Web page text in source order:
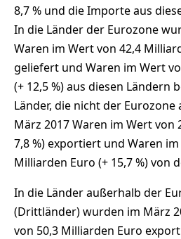
8,7 % und die Importe aus
In die Länder der Eurozone
Waren im Wert von 42,4
geliefert und Waren im Wert
(+ 12,5 %) aus diesen Ländern
Länder, die nicht der
März 2017 Waren im Wert von
7,8 %) exportiert und Waren
Milliarden Euro (+ 15,7 %) von
In die Länder außerhalb der
(Drittländer) wurden im März
von 50,3 Milliarden Euro